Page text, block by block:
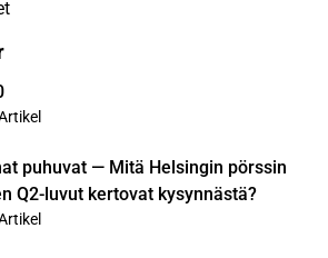
puhuvat — Mitä Helsingin pörssin
Q2-luvut kertovat kysynnästä?